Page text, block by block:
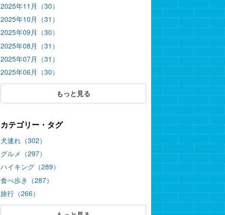
2025年11月（30）
2025年10月（31）
2025年09月（30）
2025年08月（31）
2025年07月（31）
2025年06月（30）
もっと見る
カテゴリー・タグ
犬連れ（302）
グルメ（297）
ハイキング（289）
食べ歩き（287）
旅行（266）